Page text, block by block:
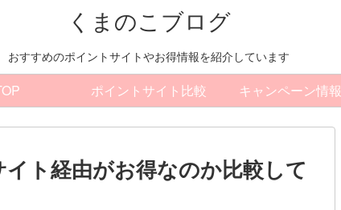
くまのこブログ
おすすめのポイントサイトやお得情報を紹介しています
ポイントサイト比較 キャンペーン情報
ト経由がお得なのか比較して